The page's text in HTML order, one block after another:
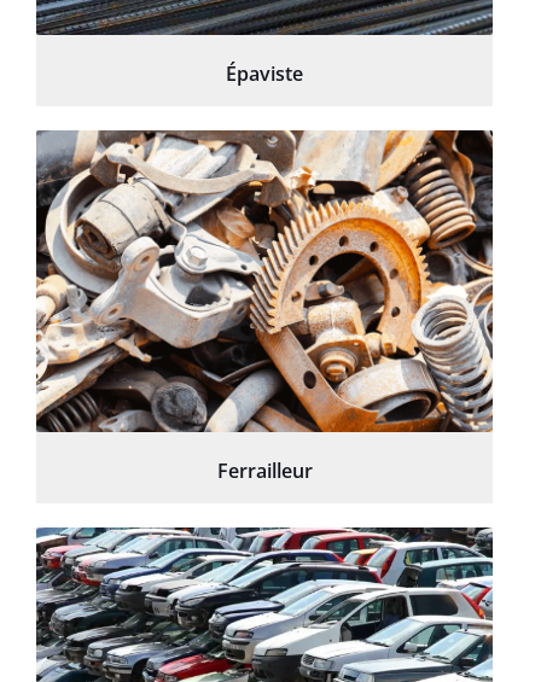
Épaviste
Ferrailleur